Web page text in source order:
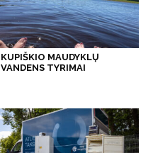
KUPIŠKIO MAUDYKLŲ
VANDENS TYRIMAI